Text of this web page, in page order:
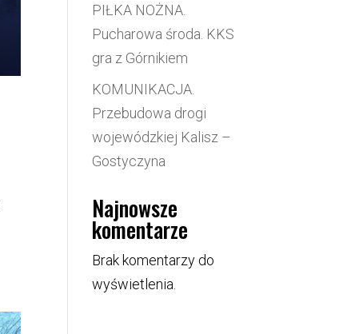
PIŁKA NOŻNA.
Pucharowa środa. KKS
gra z Górnikiem
KOMUNIKACJA.
Przebudowa drogi
wojewódzkiej Kalisz –
Gostyczyna
Najnowsze
komentarze
Brak komentarzy do
wyświetlenia.